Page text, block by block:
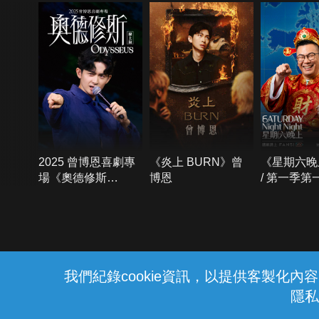
我們紀錄cookie資訊，以提供客製化內
隱
2025 曾博恩喜劇專
場《奧德修斯
《炎上 BURN》曾
博恩
《星期六
/ 第一季第